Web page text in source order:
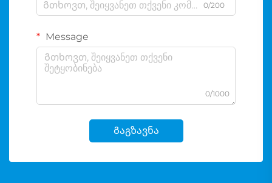
0/200
Message
0/1000
Გაგზავნა